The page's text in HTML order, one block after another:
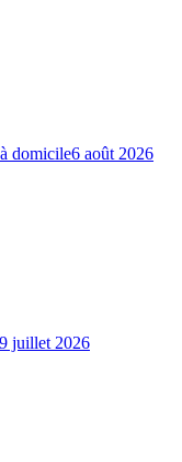
domicile6 août 2026
juillet 2026